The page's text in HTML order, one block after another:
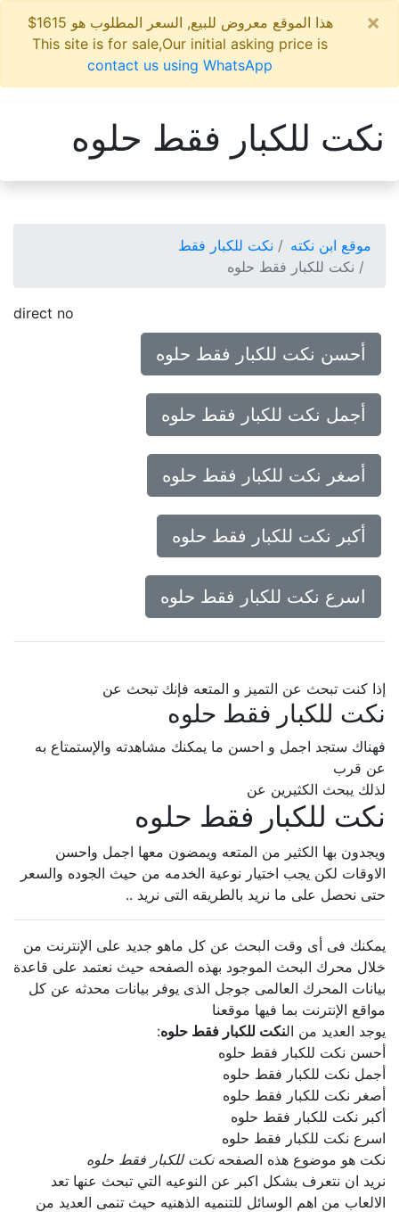
هذا الموقع معروض للبيع, السعر المطلوب هو 1615$
This site is for sale,Our initial asking price is
contact us using WhatsApp
نكت للكبار فقط حلوه
موقع ابن نكته
نكت للكبار فقط
نكت للكبار فقط حلوه
direct no
أحسن نكت للكبار فقط حلوه
أجمل نكت للكبار فقط حلوه
أصغر نكت للكبار فقط حلوه
أكبر نكت للكبار فقط حلوه
اسرع نكت للكبار فقط حلوه
إذا كنت تبحث عن التميز و المتعه فإنك تبحث عن
نكت للكبار فقط حلوه
فهناك ستجد اجمل و احسن ما يمكنك مشاهدته والإستمتاع به
عن قرب
لذلك يبحث الكثيرين عن
نكت للكبار فقط حلوه
ويجدون بها الكثير من المتعه ويمضون معها اجمل واحسن
الاوقات لكن يجب اختيار نوعية الخدمه من حيث الجوده والسعر
حتى نحصل على ما نريد بالطريقه التى نريد ..
يمكنك فى أى وقت البحث عن كل ماهو جديد على الإنترنت من
خلال محرك البحث الموجود بهذه الصفحه حيث نعتمد على قاعدة
بيانات المحرك العالمى جوجل الذى يوفر بيانات محدثه عن كل
مواقع الإنترنت بما فيها موقعنا
يوجد العديد من ال نكت للكبار فقط حلوه:
أحسن نكت للكبار فقط حلوه
أجمل نكت للكبار فقط حلوه
أصغر نكت للكبار فقط حلوه
أكبر نكت للكبار فقط حلوه
اسرع نكت للكبار فقط حلوه
نكت هو موضوع هذه الصفحهنكت للكبار فقط حلوه
نريد ان نتعرف بشكل اكبر عن النوعيه التي تبحث عنها تعد
الالعاب من اهم الوسائل للتنميه الذهنيه حيث تنمى العديد من